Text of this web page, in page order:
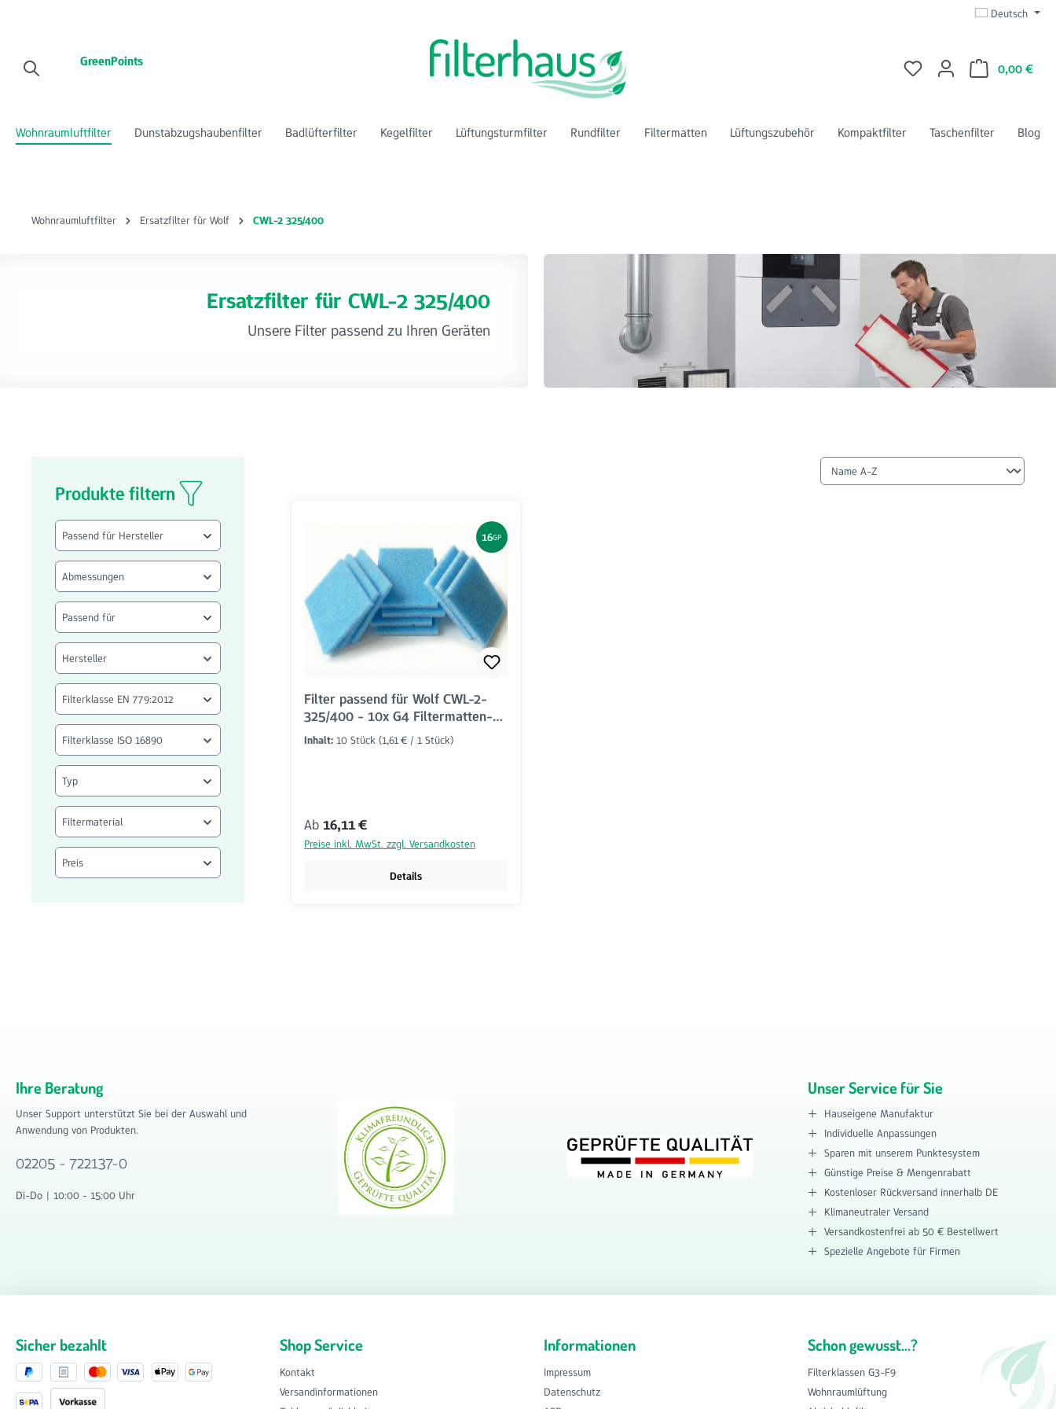
Deutsch
GreenPoints Du hast 0 Produkte auf dem
0,00 €
Wohnraumluftfilter Dunstabzugshaubenfilter Badlüfterfilter Kegelfilter Lüftungsturmfilter Rundfilter Filtermatten Lüftungszubehör Kompaktfilter Taschenfilter Blog
Wohnraumluftfilter Ersatzfilter für Wolf CWL-2 325/400
Ersatzfilter für CWL-2 325/400
Unsere Filter passend zu Ihren Geräten
Produkte filtern
Passend für Hersteller
Abmessungen
Passend für
Hersteller
Filterklasse EN 779:2012
Filterklasse ISO 16890
Typ
Filtermaterial
Preis
16GP
Filter passend für Wolf CWL-2-
325/400 - 10x G4 Filtermatten-
Set
Inhalt: 10 Stück (1,61 € / 1 Stück)
Regulärer Preis:
Ab 16,11 €
Preise inkl. MwSt. zzgl. Versandkosten
Details
Ihre Beratung
Unser Support unterstützt Sie bei der Auswahl und
Anwendung von Produkten.
02205 - 722137-0
Di-Do | 10:00 - 15:00 Uhr
Unser Service für Sie
Hauseigene Manufaktur
Individuelle Anpassungen
Sparen mit unserem Punktesystem
Günstige Preise & Mengenrabatt
Kostenloser Rückversand innerhalb DE
Klimaneutraler Versand
Versandkostenfrei ab 50 € Bestellwert
Spezielle Angebote für Firmen
Sicher bezahlt Shop Service
Kontakt
Versandinformationen
Informationen
Impressum
Datenschutz
Schon gewusst...?
Filterklassen G3-F9
Wohnraumlüftung